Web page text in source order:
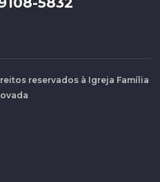
reservados à Igreja Família